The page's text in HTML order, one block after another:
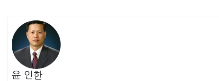
윤 인한